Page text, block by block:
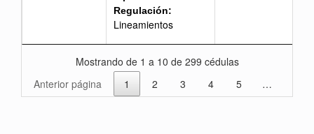
Regulación:
Lineamientos
Mostrando de 1 a 10 de 299 cédulas
Anterior página
1 2 3 4 5 …